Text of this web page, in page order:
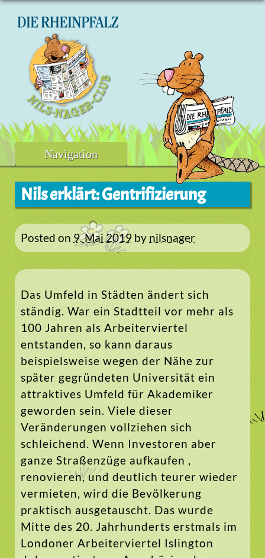
Skip
Navigation
Nils erklärt: Gentrifizierung
Posted on 9. Mai 2019 by nilsnager
Das Umfeld in Städten ändert sich
ständig. War ein Stadtteil vor mehr als
100 Jahren als Arbeiterviertel
entstanden, so kann daraus
beispielsweise wegen der Nähe zur
später gegründeten Universität ein
attraktives Umfeld für Akademiker
geworden sein. Viele dieser
Veränderungen vollziehen sich
schleichend. Wenn Investoren aber
ganze Straßenzüge aufkaufen ,
renovieren, und deutlich teurer wieder
vermieten, wird die Bevölkerung
praktisch ausgetauscht. Das wurde
Mitte des 20. Jahrhunderts erstmals im
Londoner Arbeiterviertel Islington